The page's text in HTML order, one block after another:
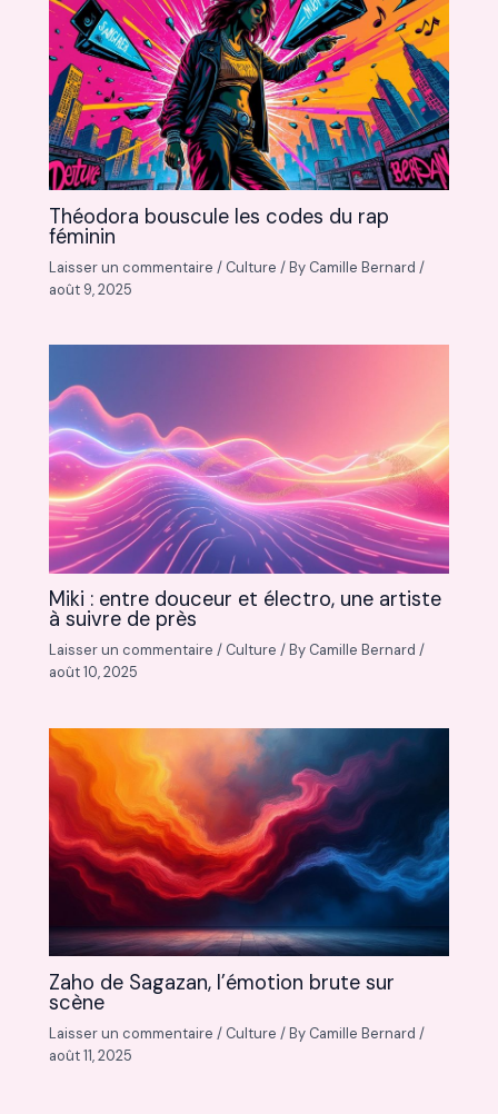
Théodora bouscule les codes du rap
féminin
Laisser un commentaire / Culture / By Camille Bernard/
août 9, 2025
Miki : entre douceur et électro, une artiste
à suivre de près
Laisser un commentaire / Culture / By Camille Bernard/
août 10, 2025
Zaho de Sagazan, l’émotion brute sur
scène
Laisser un commentaire / Culture / By Camille Bernard/
août 11, 2025